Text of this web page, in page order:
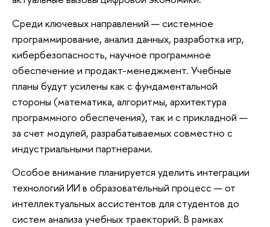
Среди ключевых направлений — системное
программирование, анализ данных, разработка игр,
кибербезопасность, научное программное
обеспечение и продакт-менеджмент. Учебные
планы будут усилены как с фундаментальной
стороны (математика, алгоритмы, архитектура
программного обеспечения), так и с прикладной —
за счет модулей, разрабатываемых совместно с
индустриальными партнерами.
Особое внимание планируется уделить интеграции
технологий ИИ в образовательный процесс — от
интеллектуальных ассистентов для студентов до
систем анализа учебных траекторий. В рамках